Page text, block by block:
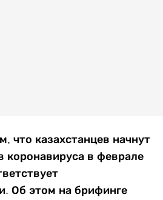
что казахстанцев начнут
коронавируса в феврале
Об этом на брифинге